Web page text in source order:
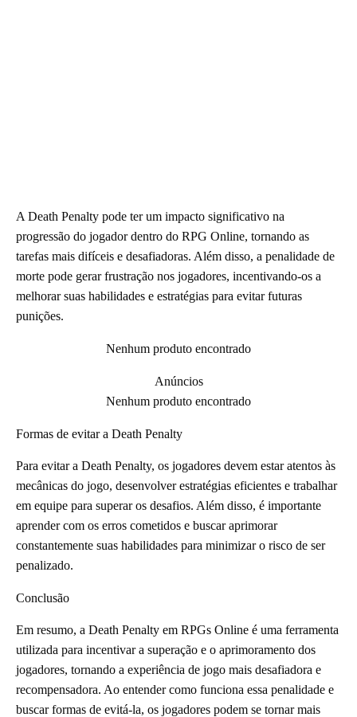
A Death Penalty pode ter um impacto significativo na
progressão do jogador dentro do RPG Online, tornando as
tarefas mais difíceis e desafiadoras. Além disso, a penalidade de
morte pode gerar frustração nos jogadores, incentivando-os a
melhorar suas habilidades e estratégias para evitar futuras
punições.
Nenhum produto encontrado
Anúncios
Nenhum produto encontrado
Formas de evitar a Death Penalty
Para evitar a Death Penalty, os jogadores devem estar atentos às
mecânicas do jogo, desenvolver estratégias eficientes e trabalhar
em equipe para superar os desafios. Além disso, é importante
aprender com os erros cometidos e buscar aprimorar
constantemente suas habilidades para minimizar o risco de ser
penalizado.
Conclusão
Em resumo, a Death Penalty em RPGs Online é uma ferramenta
utilizada para incentivar a superação e o aprimoramento dos
jogadores, tornando a experiência de jogo mais desafiadora e
recompensadora. Ao entender como funciona essa penalidade e
buscar formas de evitá-la, os jogadores podem se tornar mais